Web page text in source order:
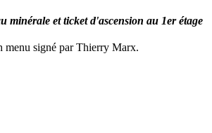
minérale et ticket d'ascension au 1er étage
menu signé par Thierry Marx.